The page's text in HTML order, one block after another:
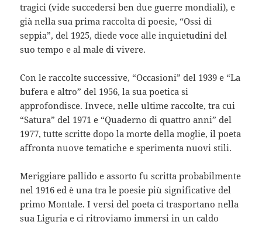
tragici (vide succedersi ben due guerre mondiali), e
già nella sua prima raccolta di poesie, “Ossi di
seppia”, del 1925, diede voce alle inquietudini del
suo tempo e al male di vivere.
Con le raccolte successive, “Occasioni” del 1939 e “La
bufera e altro” del 1956, la sua poetica si
approfondisce. Invece, nelle ultime raccolte, tra cui
“Satura” del 1971 e “Quaderno di quattro anni” del
1977, tutte scritte dopo la morte della moglie, il poeta
affronta nuove tematiche e sperimenta nuovi stili.
Meriggiare pallido e assorto fu scritta probabilmente
nel 1916 ed è una tra le poesie più significative del
primo Montale. I versi del poeta ci trasportano nella
sua Liguria e ci ritroviamo immersi in un caldo